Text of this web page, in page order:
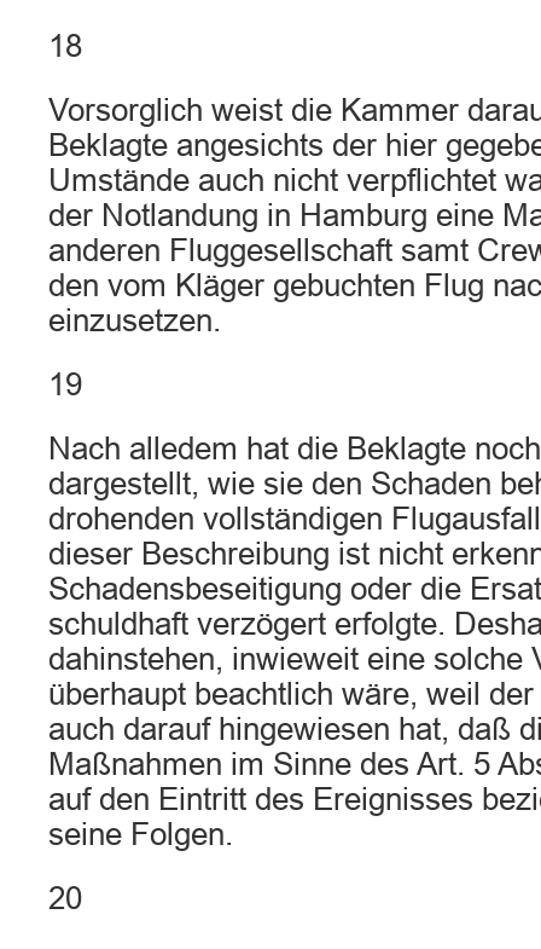
18
Vorsorglich weist die Kammer
Beklagte angesichts der hier
Umstände auch nicht verpflichtet
der Notlandung in Hamburg eine
anderen Fluggesellschaft samt
den vom Kläger gebuchten Flug
einzusetzen.
19
Nach alledem hat die Beklagte
dargestellt, wie sie den Schaden
drohenden vollständigen
dieser Beschreibung ist nicht
Schadensbeseitigung oder die
schuldhaft verzögert erfolgte.
dahinstehen, inwieweit eine solche
überhaupt beachtlich wäre, weil
auch darauf hingewiesen hat, daß
Maßnahmen im Sinne des Art. 5
auf den Eintritt des Ereignisses
seine Folgen.
20